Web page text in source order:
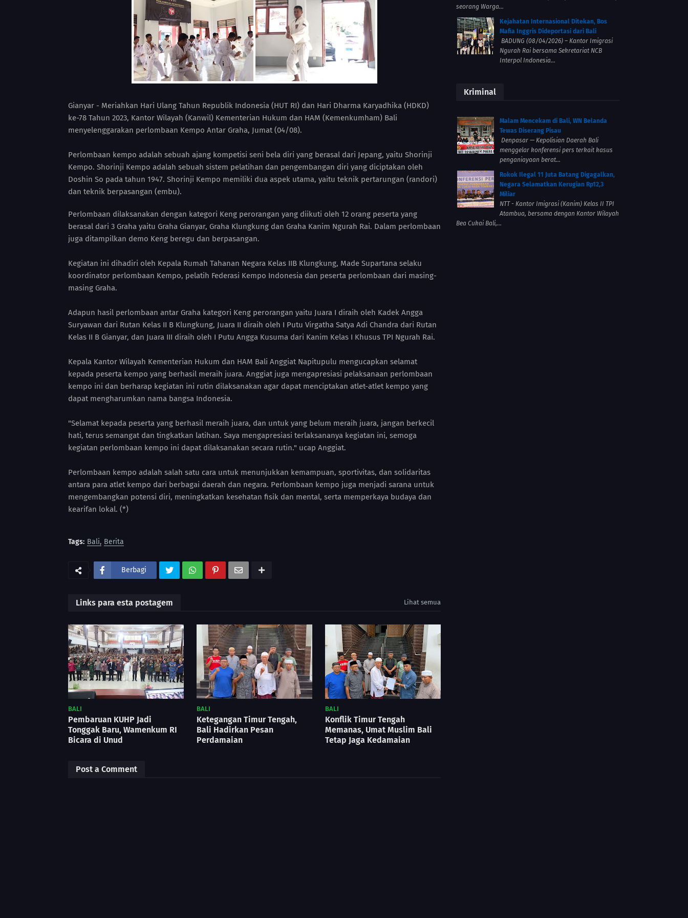
Gianyar - Meriahkan Hari Ulang Tahun Republik Indonesia (HUT RI) dan Hari Dharma Karyadhika (HDKD)
ke-78 Tahun 2023, Kantor Wilayah (Kanwil) Kementerian Hukum dan HAM (Kemenkumham) Bali
menyelenggarakan perlombaan Kempo Antar Graha, Jumat (04/08).
Perlombaan kempo adalah sebuah ajang kompetisi seni bela diri yang berasal dari Jepang, yaitu Shorinji
Kempo. Shorinji Kempo adalah sebuah sistem pelatihan dan pengembangan diri yang diciptakan oleh
Doshin So pada tahun 1947. Shorinji Kempo memiliki dua aspek utama, yaitu teknik pertarungan (randori)
dan teknik berpasangan (embu).
Perlombaan dilaksanakan dengan kategori Keng perorangan yang diikuti oleh 12 orang peserta yang
berasal dari 3 Graha yaitu Graha Gianyar, Graha Klungkung dan Graha Kanim Ngurah Rai. Dalam perlombaan
juga ditampilkan demo Keng beregu dan berpasangan.
Kegiatan ini dihadiri oleh Kepala Rumah Tahanan Negara Kelas IIB Klungkung, Made Supartana selaku
koordinator perlombaan Kempo, pelatih Federasi Kempo Indonesia dan peserta perlombaan dari masing-
masing Graha.
Adapun hasil perlombaan antar Graha kategori Keng perorangan yaitu Juara I diraih oleh Kadek Angga
Suryawan dari Rutan Kelas II B Klungkung, Juara II diraih oleh I Putu Virgatha Satya Adi Chandra dari Rutan
Kelas II B Gianyar, dan Juara III diraih oleh I Putu Angga Kusuma dari Kanim Kelas I Khusus TPI Ngurah Rai.
Kepala Kantor Wilayah Kementerian Hukum dan HAM Bali Anggiat Napitupulu mengucapkan selamat
kepada peserta kempo yang berhasil meraih juara. Anggiat juga mengapresiasi pelaksanaan perlombaan
kempo ini dan berharap kegiatan ini rutin dilaksanakan agar dapat menciptakan atlet-atlet kempo yang
dapat mengharumkan nama bangsa Indonesia.
"Selamat kepada peserta yang berhasil meraih juara, dan untuk yang belum meraih juara, jangan berkecil
hati, terus semangat dan tingkatkan latihan. Saya mengapresiasi terlaksananya kegiatan ini, semoga
kegiatan perlombaan kempo ini dapat dilaksanakan secara rutin." ucap Anggiat.
Perlombaan kempo adalah salah satu cara untuk menunjukkan kemampuan, sportivitas, dan solidaritas
antara para atlet kempo dari berbagai daerah dan negara. Perlombaan kempo juga menjadi sarana untuk
mengembangkan potensi diri, meningkatkan kesehatan fisik dan mental, serta memperkaya budaya dan
kearifan lokal. (*)
Tags: Bali Berita
Berbagi
Links para esta postagem Lihat semua
BALI
Pembaruan KUHP Jadi
Tonggak Baru, Wamenkum RI
Bicara di Unud
BALI
Ketegangan Timur Tengah,
Bali Hadirkan Pesan
Perdamaian
BALI
Konflik Timur Tengah
Memanas, Umat Muslim Bali
Tetap Jaga Kedamaian
Post a Comment
seorang Warga...
Kejahatan Internasional Ditekan, Bos
Mafia Inggris Dideportasi dari Bali
BADUNG (08/04/2026) – Kantor Imigrasi
Ngurah Rai bersama Sekretariat NCB
Interpol Indonesia...
Kriminal
Malam Mencekam di Bali, WN Belanda
Tewas Diserang Pisau
Denpasar — Kepolisian Daerah Bali
menggelar konferensi pers terkait kasus
penganiayaan berat...
Rokok Ilegal 11 Juta Batang Digagalkan,
Negara Selamatkan Kerugian Rp12,3
Miliar
NTT - Kantor Imigrasi (Kanim) Kelas II TPI
Atambua, bersama dengan Kantor Wilayah
Bea Cukai Bali,...